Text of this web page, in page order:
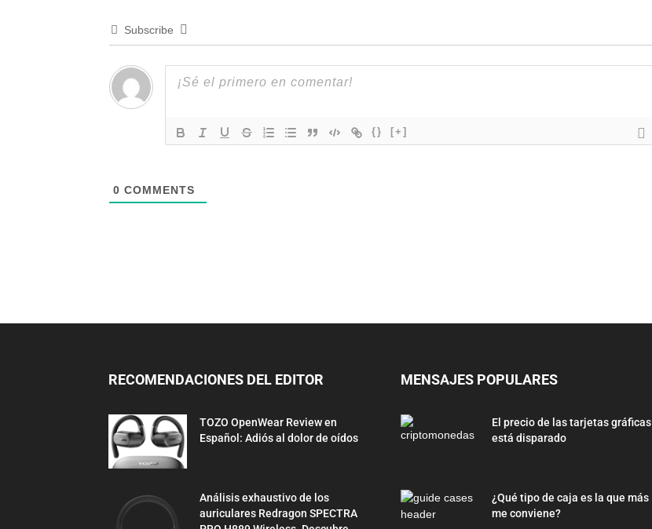
Subscribe
{} [+]
0 COMMENTS
RECOMENDACIONES DEL EDITOR
TOZO OpenWear Review en
Español: Adiós al dolor de oídos
Análisis exhaustivo de los
auriculares Redragon SPECTRA
MENSAJES POPULARES
El precio de las tarjetas gráficas
está disparado
¿Qué tipo de caja es la que más
me conviene?